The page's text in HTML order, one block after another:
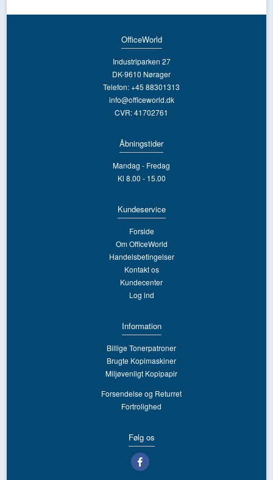
OfficeWorld
Industriparken 27
DK-9610 Nørager
Telefon: +45 88301313
info@officeworld.dk
CVR: 41702761
Åbningstider
Mandag - Fredag
Kl 8.00 - 15.00
Kundeservice
Forside
Om OfficeWorld
Handelsbetingelser
Kontakt os
Kundecenter
Log ind
Information
Billige Tonerpatroner
Brugte Kopimaskiner
Miljøvenligt Kopipapir
Forsendelse og Returret
Fortrolighed
Følg os